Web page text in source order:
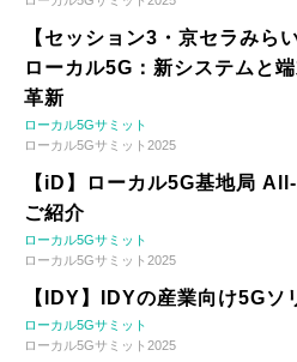
【セッション3・京セラみら
ローカル5G：新システムと
革新
ローカル5Gサミット
ローカル5Gサミット2025
【iD】ローカル5G基地局
ご紹介
ローカル5Gサミット
ローカル5Gサミット2025
【IDY】IDYの産業向け5Gソ
ローカル5Gサミット
ローカル5Gサミット2025